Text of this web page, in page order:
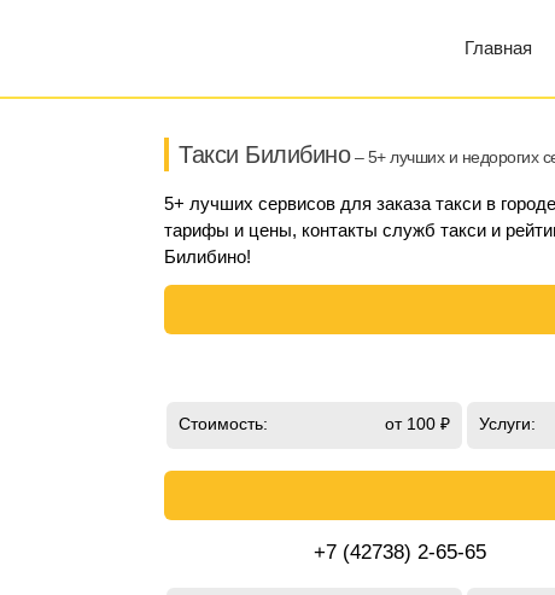
Главная
Такси Билибино– 5+ лучших и недорогих
5+ лучших сервисов для заказа такси в
тарифы и цены, контакты служб такси и
Билибино!
Стоимость: от 100 ₽ Услуги:
+7 (42738) 2-65-65